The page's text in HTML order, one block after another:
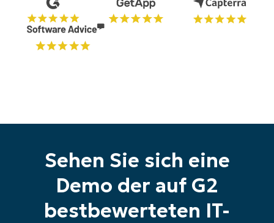
Sehen Sie sich eine
Demo der auf G2
bestbewerteten IT-
Testversion
Keine Kreditkarte erforderlich, voller Zugriff auf
alle Funktionen